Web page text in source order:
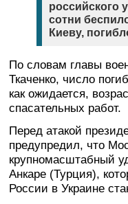
российского
сотни
Киеву,
По словам главы
Ткаченко, число
как ожидается,
спасательных работ.
Перед атакой
предупредил, что
крупномасштабный
Анкаре (Турция),
России в Украине